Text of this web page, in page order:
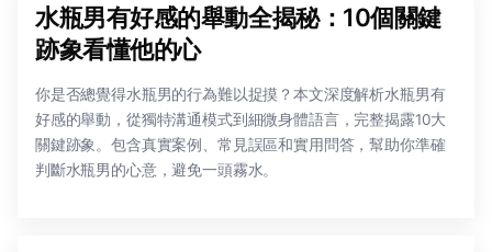
水瓶男有好感的舉動全揭秘：10個關鍵
跡象看懂他的心
你是否總覺得水瓶男的行為難以捉摸？本文深度解析水瓶男有
好感的舉動，從獨特溝通模式到細微身體語言，完整揭露10大
關鍵跡象。包含真實案例、常見誤區和實用問答，幫助你準確
判斷水瓶男的心意，避免一頭霧水。